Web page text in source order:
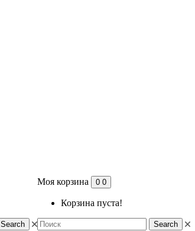
Моя корзина 0 0
Корзина пуста!
Search
Search